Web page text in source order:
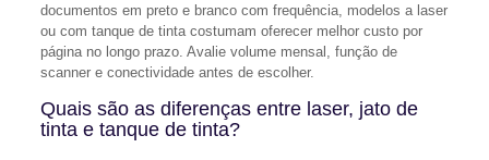
documentos em preto e branco com frequência, modelos a laser
ou com tanque de tinta costumam oferecer melhor custo por
página no longo prazo. Avalie volume mensal, função de
scanner e conectividade antes de escolher.
Quais são as diferenças entre laser, jato de
tinta e tanque de tinta?